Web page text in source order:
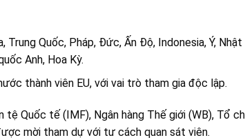
Trung Quốc, Pháp, Đức, Ấn Độ, Indonesia, Ý,
Anh, Hoa Kỳ.
thành viên EU, với vai trò tham gia độc lập.
Quốc tế (IMF), Ngân hàng Thế giới (WB), Tổ
mời tham dự với tư cách quan sát viên.